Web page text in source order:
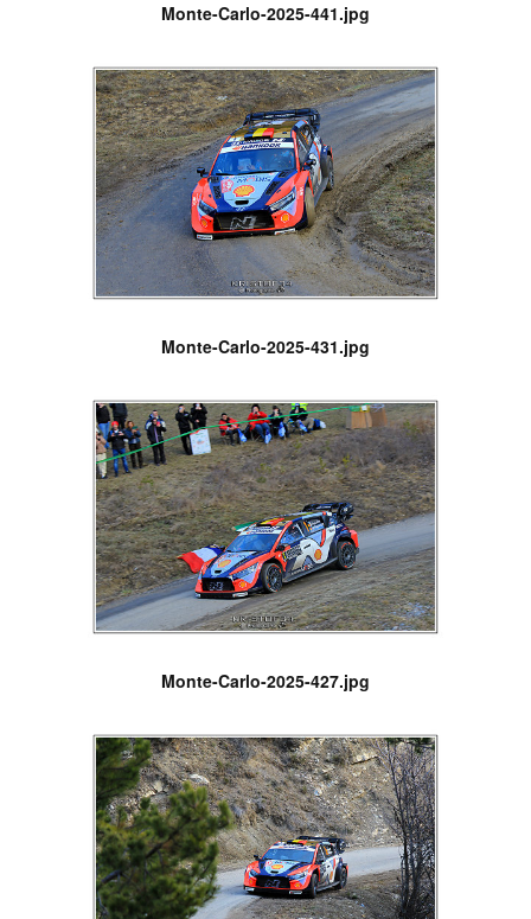
Monte-Carlo-2025-441.jpg
Monte-Carlo-2025-431.jpg
Monte-Carlo-2025-427.jpg